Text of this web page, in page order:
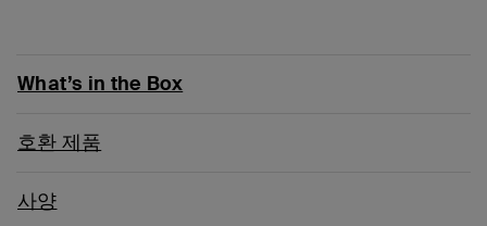
What’s in the Box
호환 제품
사양